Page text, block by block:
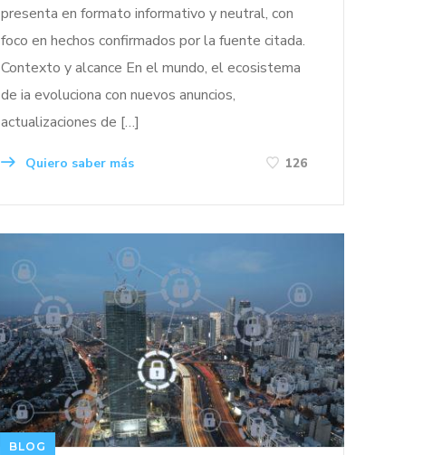
presenta en formato informativo y neutral, con
foco en hechos confirmados por la fuente citada.
Contexto y alcance En el mundo, el ecosistema
de ia evoluciona con nuevos anuncios,
actualizaciones de […]
Quiero saber más 126
BLOG